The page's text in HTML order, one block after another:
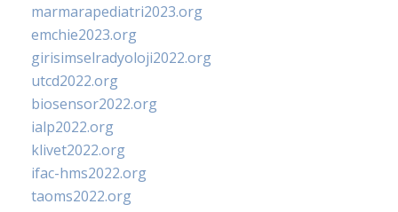
marmarapediatri2023.org
emchie2023.org
girisimselradyoloji2022.org
utcd2022.org
biosensor2022.org
ialp2022.org
klivet2022.org
ifac-hms2022.org
taoms2022.org